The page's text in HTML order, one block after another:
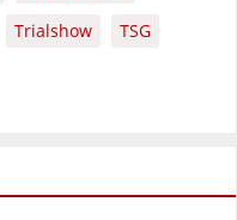
Trialshow
TSG